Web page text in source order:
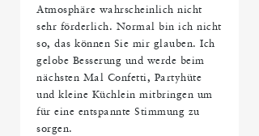
Atmosphäre wahrscheinlich nicht
sehr förderlich. Normal bin ich nicht
so, das können Sie mir glauben. Ich
gelobe Besserung und werde beim
nächsten Mal Confetti, Partyhüte
und kleine Küchlein mitbringen um
für eine entspannte Stimmung zu
sorgen.